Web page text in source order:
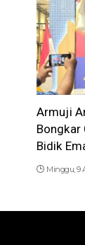
Armuji
Bongkar
Bidik
Minggu, 9